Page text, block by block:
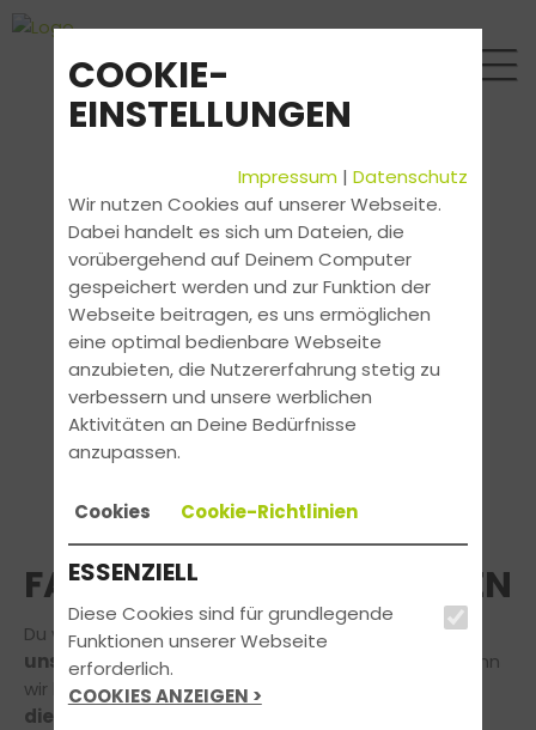
FAHRLEHRER*IN ANFRAGEN
Du würdest gerne Deine Ausbildungbei einem
unserer Fahrprofis
absolvieren? Das freut uns, denn
wir lieben unseren Job und möchten auch Dir gerne
die Freude am Fahren
COOKIE-
EINSTELLUNGEN
Impressum |Datenschutz
Wir nutzen Cookies auf unserer Webseite.
Dabei handelt es sich um Dateien, die
vorübergehend auf Deinem Computer
gespeichert werden und zur Funktion der
Webseite beitragen, es uns ermöglichen
eine optimal bedienbare Webseite
anzubieten, die Nutzererfahrung stetig zu
verbessern und unsere werblichen
Aktivitäten an Deine Bedürfnisse
anzupassen.
Cookies Cookie-Richtlinien
ESSENZIELL
Diese Cookies sind für grundlegende
Funktionen unserer Webseite
erforderlich.
COOKIES ANZEIGEN >